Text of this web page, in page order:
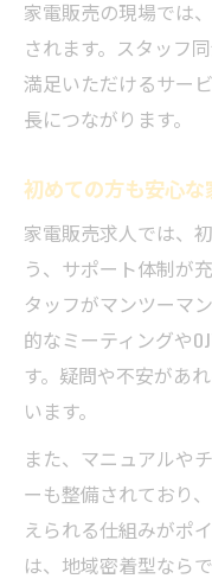
家電販売の現場では
されます。スタッフ
満足いただけるサー
長につながります。
初めての方も安心
家電販売求人では、
う、サポート体制が
タッフがマンツーマ
的なミーティングや
す。疑問や不安があ
います。
また、マニュアルや
ーも整備されており
えられる仕組みがポ
は、地域密着型なら